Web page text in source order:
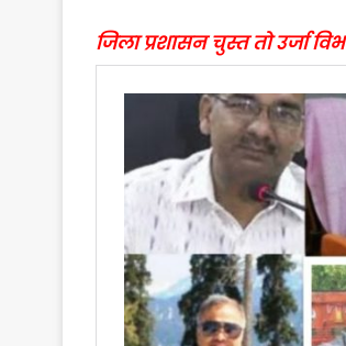
जिला प्रशासन चुस्त तो उर्जा